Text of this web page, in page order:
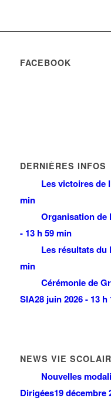
FACEBOOK
DERNIÈRES INFOS
Les victoires de
min
Organisation de
- 13 h 59 min
Les résultats du
min
Cérémonie de
SIA28 juin 2026 - 13 h
NEWS VIE
Nouvelles
Dirigées19 décembre